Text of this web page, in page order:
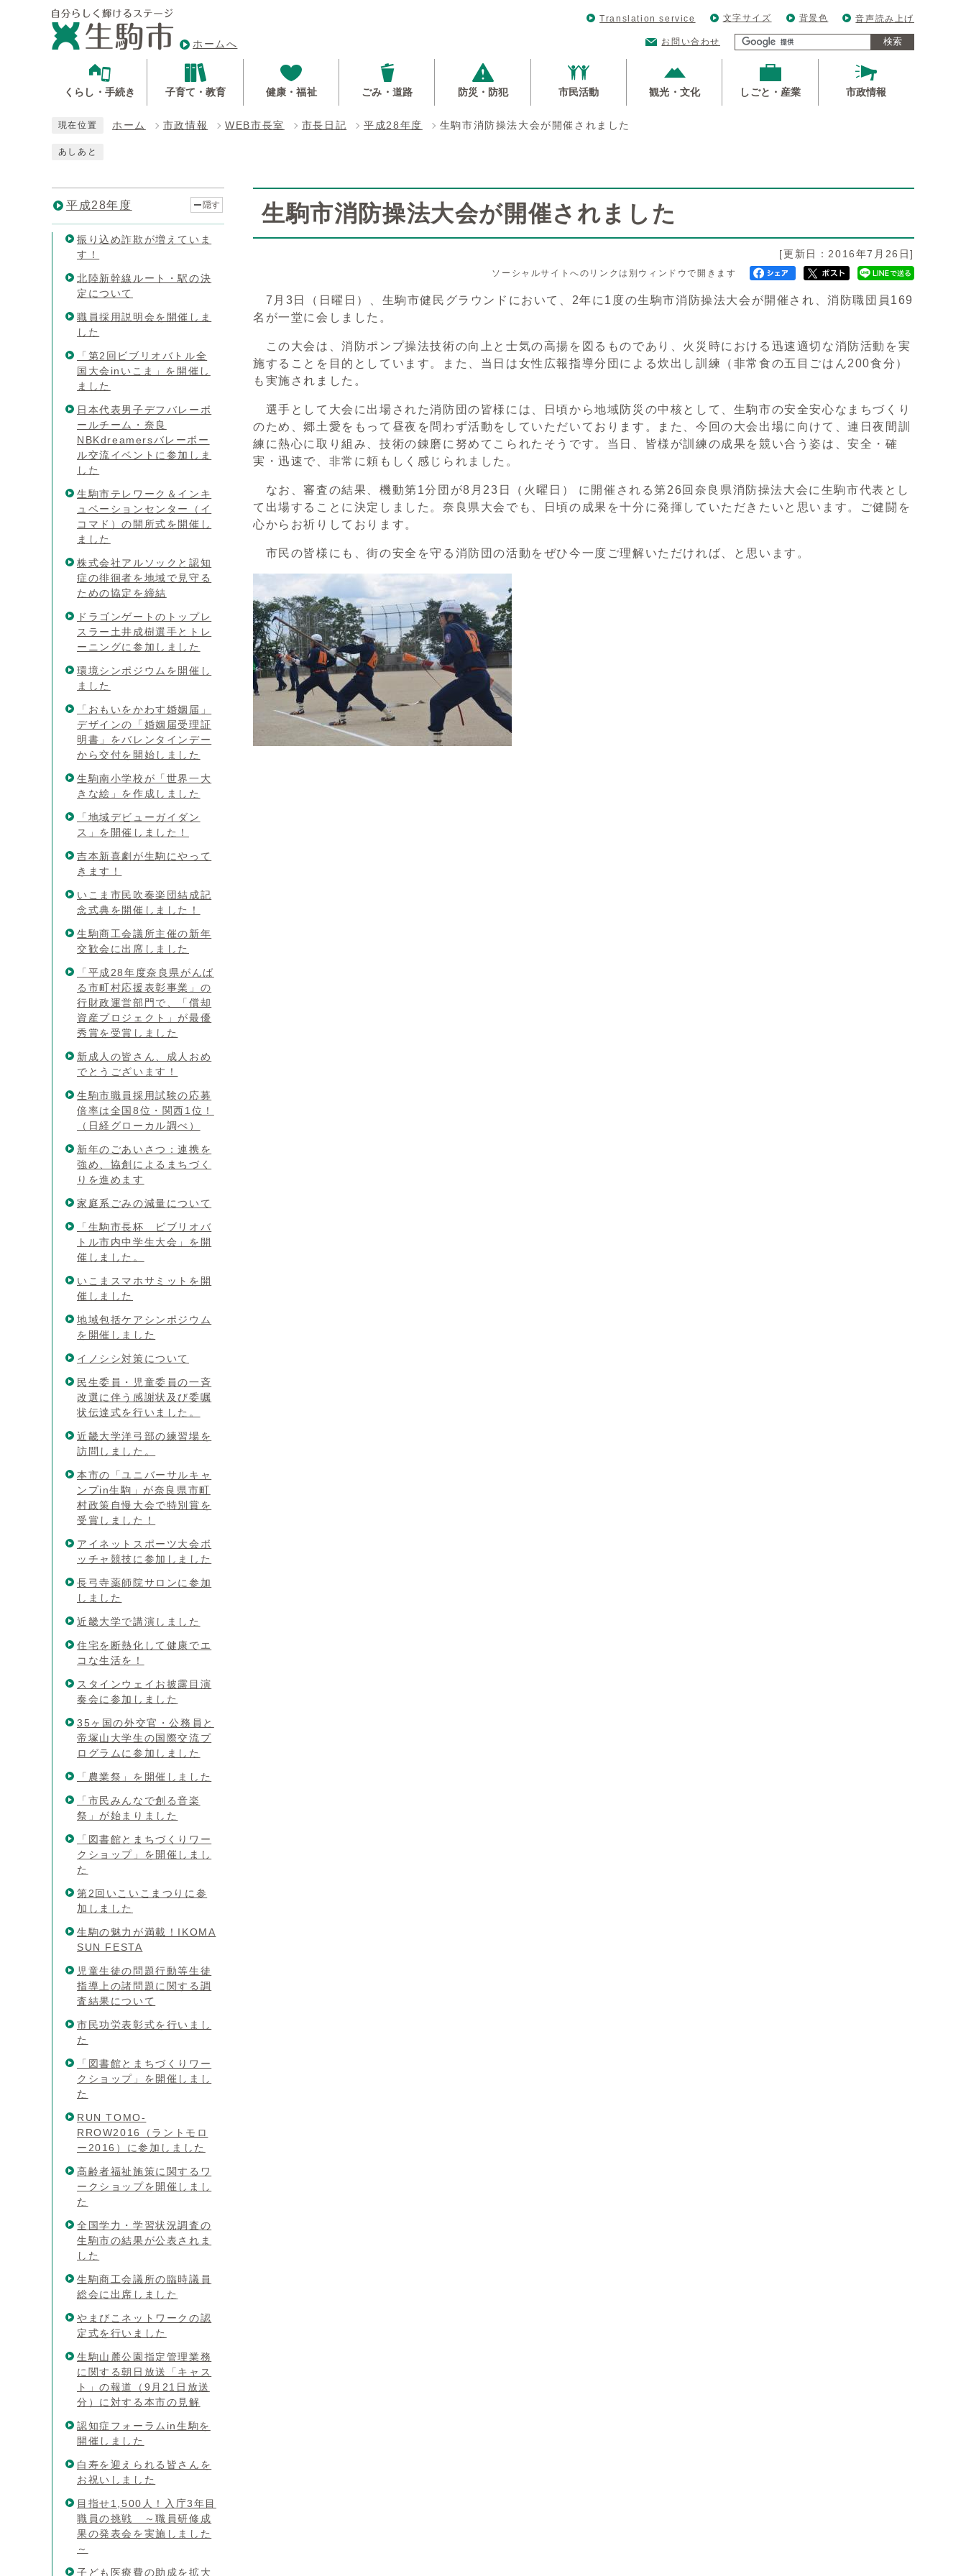
ホームへ
Translation service 文字サイズ 背景色 音声読み上げ
お問い合わせ 検索
くらし・手続き 子育て・教育 健康・福祉 ごみ・道路 防災・防犯 市民活動 観光・文化 しごと・産業 市政情報
現在位置 ホーム 市政情報 WEB市長室 市長日記 平成28年度 生駒市消防操法大会が開催されました
あしあと
生駒市消防操法大会が開催されました
[更新日：2016年7月26日]
ソーシャルサイトへのリンクは別ウィンドウで開きます
7月3日（日曜日）、生駒市健民グラウンドにおいて、2年に1度の生駒市消防操法大会が開催され、消防職団員169
名が一堂に会しました。
この大会は、消防ポンプ操法技術の向上と士気の高揚を図るものであり、火災時における迅速適切な消防活動を実
施することを目的としています。また、当日は女性広報指導分団による炊出し訓練（非常食の五目ごはん200食分）
も実施されました。
選手として大会に出場された消防団の皆様には、日頃から地域防災の中核として、生駒市の安全安心なまちづくり
のため、郷土愛をもって昼夜を問わず活動をしていただいております。また、今回の大会出場に向けて、連日夜間訓
練に熱心に取り組み、技術の錬磨に努めてこられたそうです。当日、皆様が訓練の成果を競い合う姿は、安全・確
実・迅速で、非常に頼もしく感じられました。
なお、審査の結果、機動第1分団が8月23日（火曜日） に開催される第26回奈良県消防操法大会に生駒市代表とし
て出場することに決定しました。奈良県大会でも、日頃の成果を十分に発揮していただきたいと思います。ご健闘を
心からお祈りしております。
市民の皆様にも、街の安全を守る消防団の活動をぜひ今一度ご理解いただければ、と思います。
平成28年度 隠す
振り込め詐欺が増えていま
す！
北陸新幹線ルート・駅の決
定について
職員採用説明会を開催しま
した
「第2回ビブリオバトル全
国大会inいこま」を開催し
ました
日本代表男子デフバレーボ
ールチーム・奈良
NBKdreamersバレーボー
ル交流イベントに参加しま
した
生駒市テレワーク＆インキ
ュベーションセンター（イ
コマド）の開所式を開催し
ました
株式会社アルソックと認知
症の徘徊者を地域で見守る
ための協定を締結
ドラゴンゲートのトップレ
スラー土井成樹選手とトレ
ーニングに参加しました
環境シンポジウムを開催し
ました
「おもいをかわす婚姻届」
デザインの「婚姻届受理証
明書」をバレンタインデー
から交付を開始しました
生駒南小学校が「世界一大
きな絵」を作成しました
「地域デビューガイダン
ス」を開催しました！
吉本新喜劇が生駒にやって
きます！
いこま市民吹奏楽団結成記
念式典を開催しました！
生駒商工会議所主催の新年
交歓会に出席しました
「平成28年度奈良県がんば
る市町村応援表彰事業」の
行財政運営部門で、「償却
資産プロジェクト」が最優
秀賞を受賞しました
新成人の皆さん、成人おめ
でとうございます！
生駒市職員採用試験の応募
倍率は全国8位・関西1位！
（日経グローカル調べ）
新年のごあいさつ：連携を
強め、協創によるまちづく
りを進めます
家庭系ごみの減量について
「生駒市長杯 ビブリオバ
トル市内中学生大会」を開
催しました。
いこまスマホサミットを開
催しました
地域包括ケアシンポジウム
を開催しました
イノシシ対策について
民生委員・児童委員の一斉
改選に伴う感謝状及び委嘱
状伝達式を行いました。
近畿大学洋弓部の練習場を
訪問しました。
本市の「ユニバーサルキャ
ンプin生駒」が奈良県市町
村政策自慢大会で特別賞を
受賞しました！
アイネットスポーツ大会ボ
ッチャ競技に参加しました
長弓寺薬師院サロンに参加
しました
近畿大学で講演しました
住宅を断熱化して健康でエ
コな生活を！
スタインウェイお披露目演
奏会に参加しました
35ヶ国の外交官・公務員と
帝塚山大学生の国際交流プ
ログラムに参加しました
「農業祭」を開催しました
「市民みんなで創る音楽
祭」が始まりました
「図書館とまちづくりワー
クショップ」を開催しまし
た
第2回いこいこまつりに参
加しました
生駒の魅力が満載！IKOMA
SUN FESTA
児童生徒の問題行動等生徒
指導上の諸問題に関する調
査結果について
市民功労表彰式を行いまし
た
「図書館とまちづくりワー
クショップ」を開催しまし
た
RUN TOMO-
RROW2016（ラントモロ
ー2016）に参加しました
高齢者福祉施策に関するワ
ークショップを開催しまし
た
全国学力・学習状況調査の
生駒市の結果が公表されま
した
生駒商工会議所の臨時議員
総会に出席しました
やまびこネットワークの認
定式を行いました
生駒山麓公園指定管理業務
に関する朝日放送「キャス
ト」の報道（9月21日放送
分）に対する本市の見解
認知症フォーラムin生駒を
開催しました
白寿を迎えられる皆さんを
お祝いしました
目指せ1,500人！入庁3年目
職員の挑戦 ～職員研修成
果の発表会を実施しました
～
子ども医療費の助成を拡大